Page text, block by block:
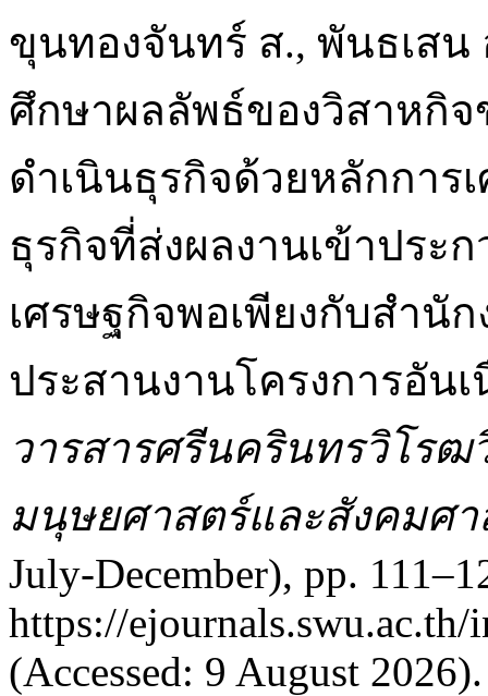
ขุนทองจันทร์ ส., พันธเสน
ศึกษาผลลัพธ์ของวิสาหกิ
ดำเนินธุรกิจด้วยหลักการ
ธุรกิจที่ส่งผลงานเข้าปร
เศรษฐกิจพอเพียงกับสำนั
ประสานงานโครงการอัน
วารสารศรีนครินทรวิโร
มนุษยศาสตร์และสังคมศา
July-December), pp.
https://
(Accessed: 9 August 2026).